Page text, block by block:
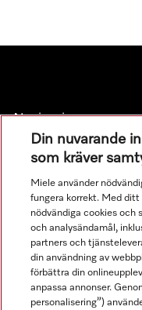
Navigering
Service
Din nuvarande
som kräver
Miele använder
fungera korrekt. Med
nödvändiga cookies och
och analysändamål,
partners och
din användning av
förbättra din
anpassa annonser.
personalisering”)